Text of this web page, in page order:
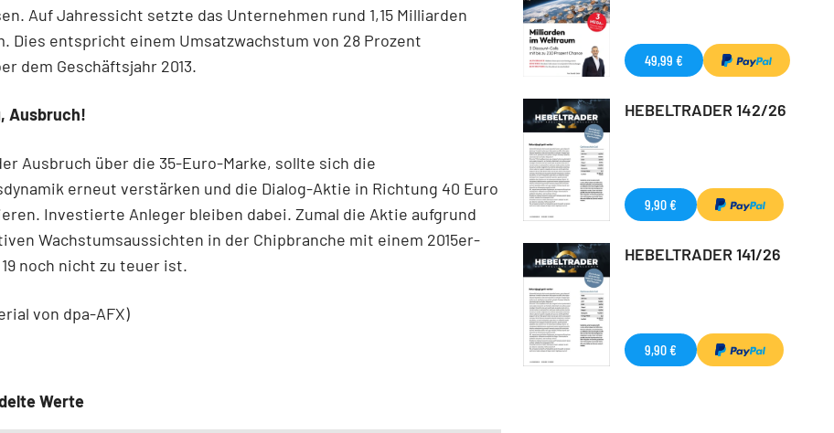
Auf Jahressicht setzte das Unternehmen rund 1,15 Milliarden
Dies entspricht einem Umsatzwachstum von 28 Prozent
dem Geschäftsjahr 2013.
Ausbruch!
Ausbruch über die 35-Euro-Marke, sollte sich die
erneut verstärken und die Dialog-Aktie in Richtung 40 Euro
Investierte Anleger bleiben dabei. Zumal die Aktie aufgrund
Wachstumsaussichten in der Chipbranche mit einem 2015er-
19 noch nicht zu teuer ist.
von dpa-AFX)
Werte
49,99 €
HEBELTRADER 142/26
9,90 €
HEBELTRADER 141/26
9,90 €